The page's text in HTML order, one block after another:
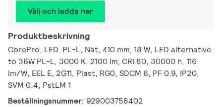
Välj och ladda ner
Produktbeskrivning
CorePro, LED, PL-L, Nät, 410 mm, 18 W, LED alternative
to 36W PL-L, 3000 K, 2100 lm, CRI 80, 30000 h, 116
lm/W, EEL E, 2G11, Plast, RG0, SDCM 6, PF 0.9, IP20,
SVM 0.4, PstLM 1
Beställningsnummer: 929003758402